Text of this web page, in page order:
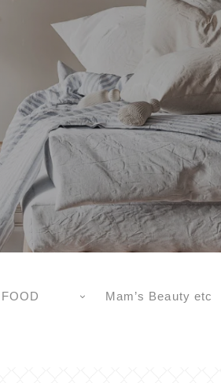
FOOD Mam’s Beauty etc